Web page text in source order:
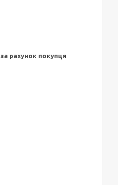
за рахунок покупця